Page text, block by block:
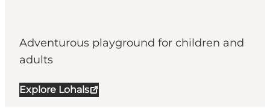
Adventurous playground for children and
adults
Explore Lohals